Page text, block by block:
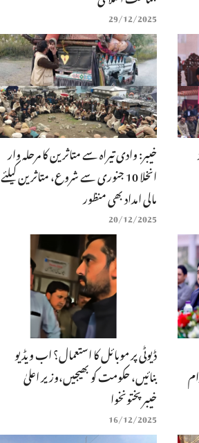
29/12/2025
خیبر: وادی تیراہ سے متاثرین کا مرحلہ وار
انخلا 10 جنوری سے شروع، متاثرین کیلئے
مالی امداد بھی منظور
20/12/2025
ڈیوٹی پر موبائل کا استعمال؟ اب ویڈیو
بنائیں، حکومت کو بھیجیں،وزیر اعلیٰ
خیبرپختونخوا
16/12/2025